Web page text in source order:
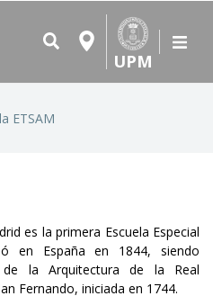
UPM
ETSAM
es la primera Escuela Especial
en España en 1844, siendo
la Arquitectura de la Real
Fernando, iniciada en 1744.